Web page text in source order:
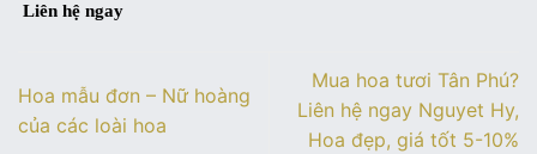
Liên hệ ngay
Hoa mẫu đơn – Nữ hoàng
của các loài hoa
Mua hoa tươi Tân Phú?
Liên hệ ngay Nguyet Hy,
Hoa đẹp, giá tốt 5-10%